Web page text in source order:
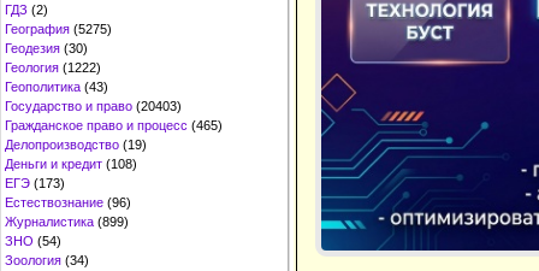
ГДЗ (2)
География (5275)
Геодезия (30)
Геология (1222)
Геополитика (43)
Государство и право (20403)
Гражданское право и процесс (465)
Делопроизводство (19)
Деньги и кредит (108)
ЕГЭ (173)
Естествознание (96)
Журналистика (899)
ЗНО (54)
Зоология (34)